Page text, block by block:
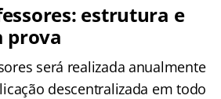
: estrutura e
prova
será realizada anualmente
descentralizada em todo